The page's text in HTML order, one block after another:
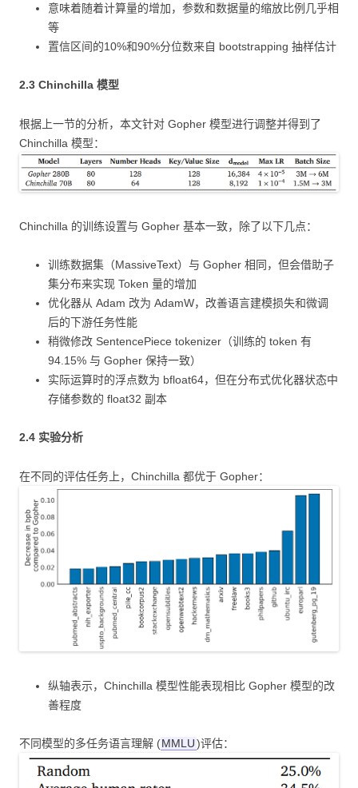
意味着随着计算量的增加，参数和数据量的缩放比例几乎相
等
置信区间的10%和90%分位数来自 bootstrapping 抽样估计
2.3 Chinchilla 模型
根据上一节的分析，本文针对 Gopher 模型进行调整并得到了
Chinchilla 模型：
Chinchilla 的训练设置与 Gopher 基本一致，除了以下几点：
训练数据集（MassiveText）与 Gopher 相同，但会借助子
集分布来实现 Token 量的增加
优化器从 Adam 改为 AdamW，改善语言建模损失和微调
后的下游任务性能
稍微修改 SentencePiece tokenizer（训练的 token 有
94.15% 与 Gopher 保持一致）
实际运算时的浮点数为 bfloat64，但在分布式优化器状态中
存储参数的 float32 副本
2.4 实验分析
在不同的评估任务上，Chinchilla 都优于 Gopher：
纵轴表示，Chinchilla 模型性能表现相比 Gopher 模型的改
善程度
不同模型的多任务语言理解 (MMLU)评估：